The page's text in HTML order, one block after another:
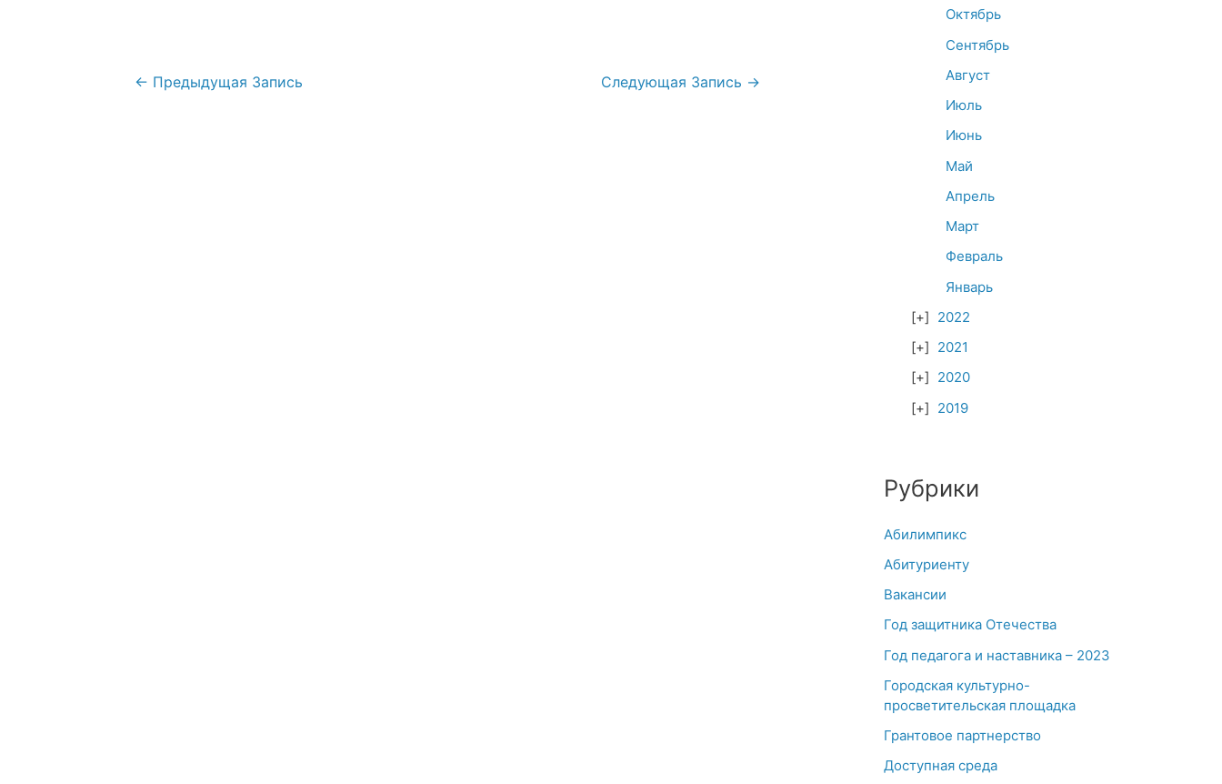
Навигация
← Предыдущая Запись Следующая Запись →
Октябрь
Сентябрь
Август
Июль
Июнь
Май
Апрель
Март
Февраль
Январь
2022
2021
2020
2019
Рубрики
Абилимпикс
Абитуриенту
Вакансии
Год защитника Отечества
Год педагога и наставника – 2023
Городская культурно-
просветительская площадка
Грантовое партнерство
Доступная среда